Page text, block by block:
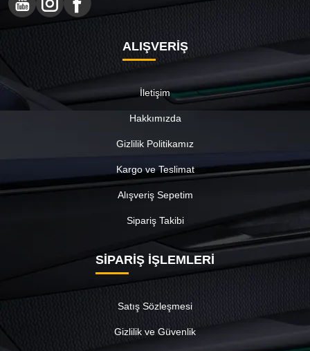
ALIŞVERİŞ
İletişim
Hakkımızda
Gizlilik Politikamız
Kargo ve Teslimat
Alışveriş Sepetim
Sipariş Takibi
SİPARİŞ İŞLEMLERİ
Satış Sözleşmesi
Gizlilik ve Güvenlik